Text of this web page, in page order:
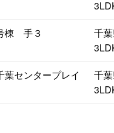
棟 手３
千
葉センタープレイ
千